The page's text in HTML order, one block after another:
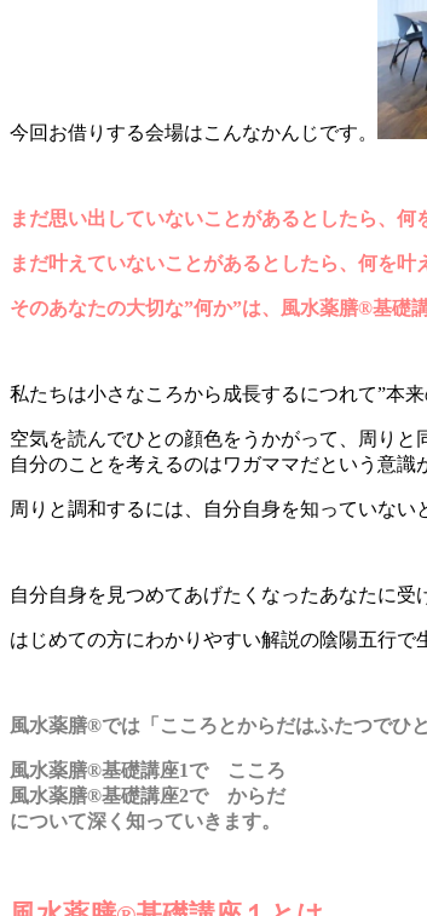
今回お借りする会場はこんなかんじです。
まだ思い出していないことがあるとしたら、何
まだ叶えていないことがあるとしたら、 何を叶
そのあなたの大切な”何か”は、 風水薬膳®基礎
私たちは小さなころから成長するにつれて”本
空気を読んでひとの顔色をうかがって、周りと
自分のことを考えるのはワガママだという意識
周りと調和するには、自分自身を知っていない
自分自身を見つめてあげたくなったあなたに受
はじめての方にわかりやすい解説の陰陽五行で
風水薬膳®では「 こころとからだはふたつでひ
風水薬膳®基礎講座1で こころ
風水薬膳®基礎講座2で からだ
について深く知っていきます。